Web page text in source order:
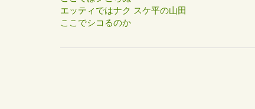
エッティではナク スケ平の山田
ここでシコるのか